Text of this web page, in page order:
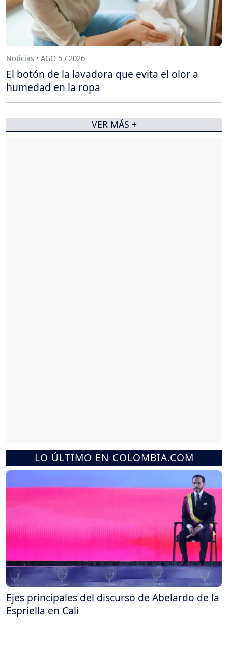
LO ÚLTIMO EN COLOMBIA.COM
Ejes principales del discurso de Abelardo de la
Espriella en Cali
Noticias • AGO 5 / 2026
El botón de la lavadora que evita el olor a
humedad en la ropa
VER MÁS +